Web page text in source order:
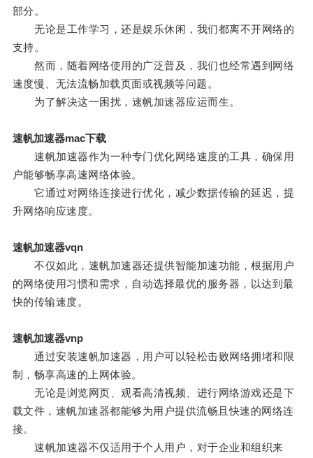
部分。
无论是工作学习，还是娱乐休闲，我们都离不开网络的
支持。
然而，随着网络使用的广泛普及，我们也经常遇到网络
速度慢、无法流畅加载页面或视频等问题。
为了解决这一困扰，速帆加速器应运而生。
速帆加速器mac下载
速帆加速器作为一种专门优化网络速度的工具，确保用
户能够畅享高速网络体验。
它通过对网络连接进行优化，减少数据传输的延迟，提
升网络响应速度。
速帆加速器vqn
不仅如此，速帆加速器还提供智能加速功能，根据用户
的网络使用习惯和需求，自动选择最优的服务器，以达到最
快的传输速度。
速帆加速器vnp
通过安装速帆加速器，用户可以轻松击败网络拥堵和限
制，畅享高速的上网体验。
无论是浏览网页、观看高清视频、进行网络游戏还是下
载文件，速帆加速器都能够为用户提供流畅且快速的网络连
接。
速帆加速器不仅适用于个人用户，对于企业和组织来